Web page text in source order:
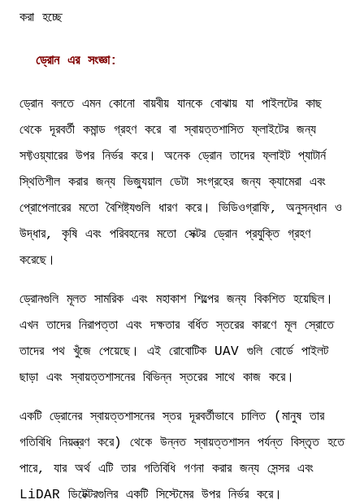
করা হচ্ছে
ড্রোন এর সংজ্ঞা:
ড্রোন বলতে এমন কোনো বায়বীয় যানকে বোঝায় যা পাইলটের কাছ
থেকে দূরবর্তী কমান্ড গ্রহণ করে বা স্বায়ত্তশাসিত ফ্লাইটের জন্য
সফ্টওয়্যারের উপর নির্ভর করে। অনেক ড্রোন তাদের ফ্লাইট প্যাটার্ন
স্থিতিশীল করার জন্য ভিজ্যুয়াল ডেটা সংগ্রহের জন্য ক্যামেরা এবং
প্রোপেলারের মতো বৈশিষ্ট্যগুলি ধারণ করে। ভিডিওগ্রাফি, অনুসন্ধান ও
উদ্ধার, কৃষি এবং পরিবহনের মতো সেক্টর ড্রোন প্রযুক্তি গ্রহণ
করেছে।
ড্রোনগুলি মূলত সামরিক এবং মহাকাশ শিল্পের জন্য বিকশিত হয়েছিল।
এখন তাদের নিরাপত্তা এবং দক্ষতার বর্ধিত স্তরের কারণে মূল স্রোতে
তাদের পথ খুঁজে পেয়েছে। এই রোবোটিক UAV গুলি বোর্ডে পাইলট
ছাড়া এবং স্বায়ত্তশাসনের বিভিন্ন স্তরের সাথে কাজ করে।
একটি ড্রোনের স্বায়ত্তশাসনের স্তর দূরবর্তীভাবে চালিত (মানুষ তার
গতিবিধি নিয়ন্ত্রণ করে) থেকে উন্নত স্বায়ত্তশাসন পর্যন্ত বিস্তৃত হতে
পারে, যার অর্থ এটি তার গতিবিধি গণনা করার জন্য সেন্সর এবং
LiDAR ডিটেক্টরগুলির একটি সিস্টেমের উপর নির্ভর করে।